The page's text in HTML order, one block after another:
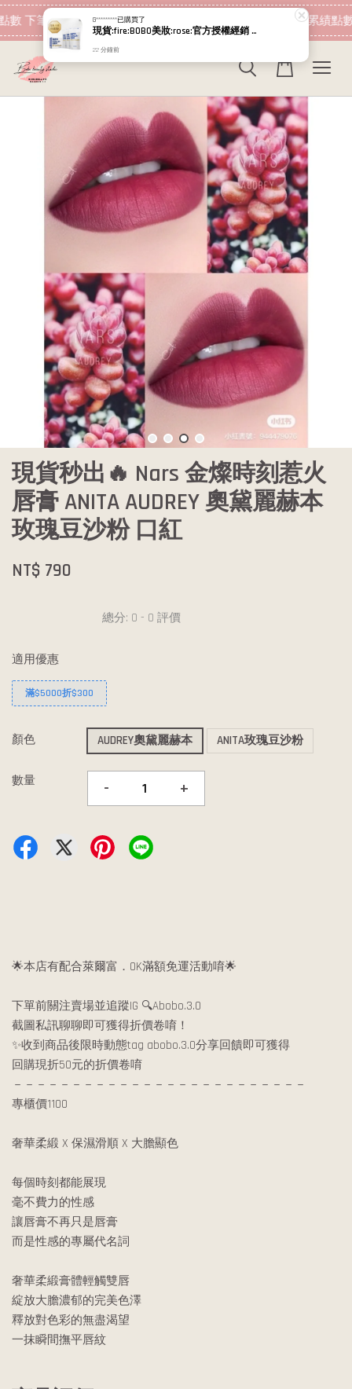
下筆消費即可折抵 現在去購物！ 加入會員 消費即可累績點
現貨秒出🔥 Nars 金燦時刻惹火
唇膏 ANITA AUDREY 奧黛麗赫本
玫瑰豆沙粉 口紅
NT$ 790
總分: 0 - 0 評價
適用優惠
滿$5000折$300
顏色 AUDREY奧黛麗赫本 ANITA玫瑰豆沙粉
數量 - +
🌟本店有配合萊爾富．OK滿額免運活動唷🌟
下單前關注賣場並追蹤IG 🔍Abobo.3.0
截圖私訊聊聊即可獲得折價卷唷！
✨收到商品後限時動態tag abobo.3.0分享回饋即可獲得
回購現折50元的折價卷唷
－－－－－－－－－－－－－－－－－－－－－－－－－
專櫃價1100
奢華柔緞 X 保濕滑順 X 大膽顯色
每個時刻都能展現
毫不費力的性感
讓唇膏不再只是唇膏
而是性感的專屬代名詞
奢華柔緞膏體輕觸雙唇
綻放大膽濃郁的完美色澤
釋放對色彩的無盡渴望
一抹瞬間撫平唇紋
G*********已購買了
現貨:fire:BOBO美妝:rose:官方授權經銷 日本NIPPI 日本製100%純膠原蛋白胜肽白金版 1盒3袋(附5g湯匙) 易吸收
22 分鐘前